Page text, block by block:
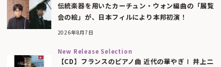
伝統楽器を用いたカーチュン・ウォン編曲の「展覧
会の絵」が、日本フィルにより本邦初演！
2026年8月7日
New Release Selection
【CD】フランスのピアノ曲 近代の華やぎⅠ 井上二